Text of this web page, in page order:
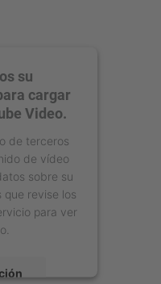
su
cargar
Video.
de terceros
de vídeo
sobre su
revise los
para ver